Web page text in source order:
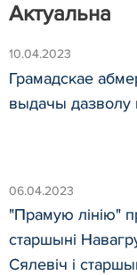
Актуальна
10.04.2023
Грамадскае
выдачы дазволу
06.04.2023
"Прамую лінію"
старшыні
Сялевіч і